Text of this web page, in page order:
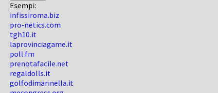
Esempi:
infissiroma.biz
pro-netics.com
tgh10.it
laprovinciagame.it
poll.fm
prenotafacile.net
regaldolls.it
golfodimarinella.it